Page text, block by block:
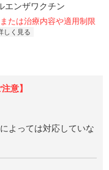
エンザワクチン
たは治療内容や適用制限
しく見る
意】
よっては対応していな